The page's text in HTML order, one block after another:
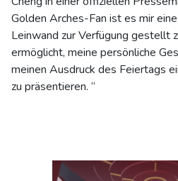
Golden Arches-Fan ist es mir
Leinwand zur Verfügung gestellt
ermöglicht, meine persönliche
meinen Ausdruck des Feiertags
zu präsentieren. “